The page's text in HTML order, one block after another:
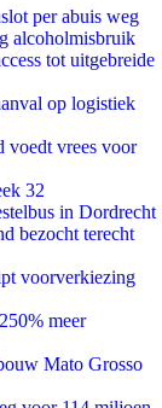
per abuis weg
alcoholmisbruik
tot uitgebreide
op logistiek
voedt vrees voor
32
in Dordrecht
bezocht terecht
voorverkiezing
meer
Mato Grosso